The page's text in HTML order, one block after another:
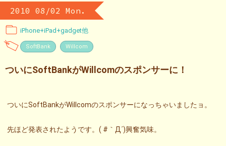
2010 08/02 Mon.
iPhone+iPad+gadget他
SoftBank Willcom
ついにSoftBankがWillcomのスポンサーに！
ついにSoftBankがWillcomのスポンサーになっちゃいましたョ。
先ほど発表されたようです。( #｀Д´)興奮気味。